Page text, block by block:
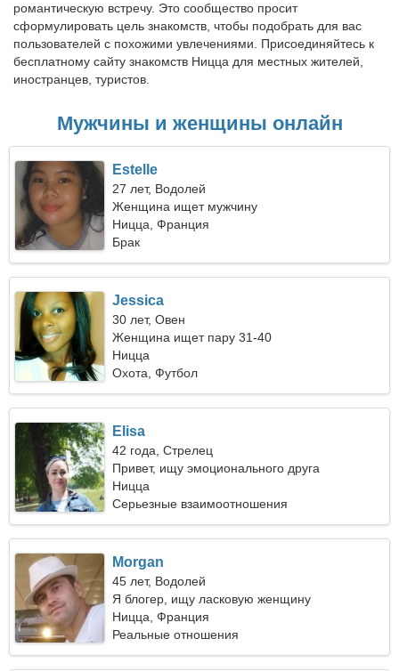
романтическую встречу. Это сообщество просит
сформулировать цель знакомств, чтобы подобрать для вас
пользователей с похожими увлечениями. Присоединяйтесь к
бесплатному сайту знакомств Ницца для местных жителей,
иностранцев, туристов.
Мужчины и женщины онлайн
Estelle
27 лет, Водолей
Женщина ищет мужчину
Ницца, Франция
Брак
Jessica
30 лет, Овен
Женщина ищет пару 31-40
Ницца
Охота, Футбол
Elisa
42 года, Стрелец
Привет, ищу эмоционального друга
Ницца
Серьезные взаимоотношения
Morgan
45 лет, Водолей
Я блогер, ищу ласковую женщину
Ницца, Франция
Реальные отношения